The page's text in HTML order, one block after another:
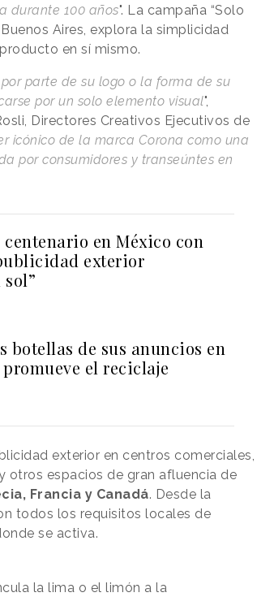
durante 100 años". La campaña “Solo
Aires, explora la simplicidad
en sí mismo.
parte de su logo o la forma de su
por un solo elemento visual",
Directores Creativos Ejecutivos de
icónico de la marca Corona como una
por consumidores y transeúntes en
en México con
exterior
botellas de sus anuncios en
el reciclaje
exterior en centros comerciales,
otros espacios de gran afluencia de
Francia y Canadá. Desde la
todos los requisitos locales de
se activa.
la lima o el limón a la